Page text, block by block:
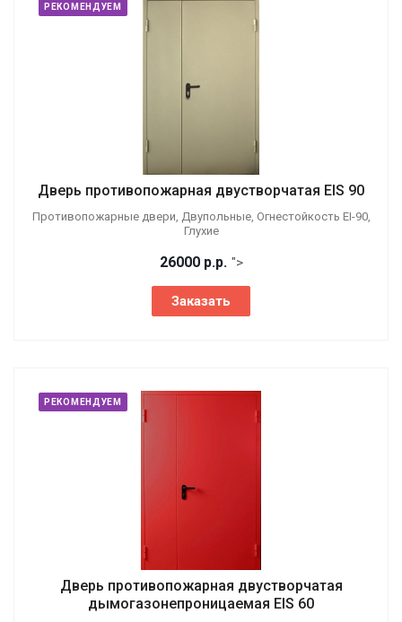
РЕКОМЕНДУЕМ
Дверь противопожарная двустворчатая EIS 90
Противопожарные двери, Двупольные, Огнестойкость EI-90,
Глухие
26000 р.р. ">
Заказать
РЕКОМЕНДУЕМ
Дверь противопожарная двустворчатая
дымогазонепроницаемая EIS 60